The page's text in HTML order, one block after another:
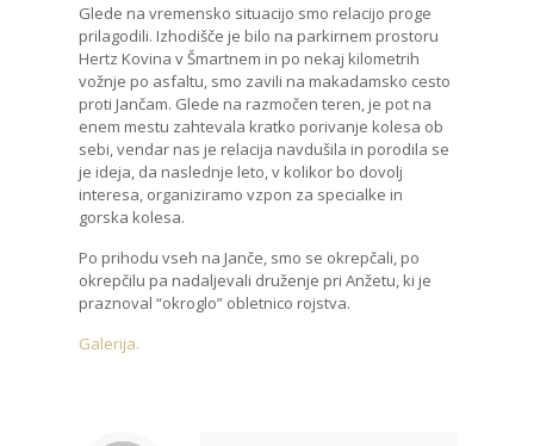
Glede na vremensko situacijo smo relacijo proge
prilagodili. Izhodišče je bilo na parkirnem prostoru
Hertz Kovina v Šmartnem in po nekaj kilometrih
vožnje po asfaltu, smo zavili na makadamsko cesto
proti Jančam. Glede na razmočen teren, je pot na
enem mestu zahtevala kratko porivanje kolesa ob
sebi, vendar nas je relacija navdušila in porodila se
je ideja, da naslednje leto, v kolikor bo dovolj
interesa, organiziramo vzpon za specialke in
gorska kolesa.
Po prihodu vseh na Janče, smo se okrepčali, po
okrepčilu pa nadaljevali druženje pri Anžetu, ki je
praznoval “okroglo” obletnico rojstva.
Galerija.